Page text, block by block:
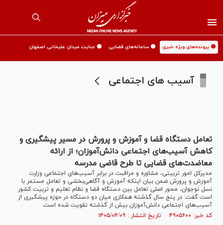
🟡 پرونده‌های ویژه خبری 🟡 سامانه‌های قضایی 🟡 جنایت میدان علیخانی اصفهان
آسیب های اجتماعی
تعامل دستگاه قضا و آموزش و پرورش در مسیر پیشگیری و
کاهش آسیب‌های اجتماعی دانش‌آموزان؛ از ارائه
معاضدت‌های قضایی تا طرح قاضی مدرسه
مدیرکل امور تربیتی، مشاوره و مراقبت در برابر آسیب‌های اجتماعی وزارت
آموزش و پرورش ضمن بیان اینکه آموزش و آگاهی‌بخشی و تعامل مستمر با
نسل نوجوان، محور اصلی تعامل بین دستگاه قضا و نظام تعلیم و تربیت کشور
است گفت: در پنج سال گذشته همکاری میان دو دستگاه در حوزه پیشگیری از
آسیب‌های اجتماعی دانش‌آموزان بیش از گذشته تقویت شده است.
کد خبر: ۴۹۰۵۶۰۰ تاریخ انتشار : ۱۴۰۵/۰۴/۰۹